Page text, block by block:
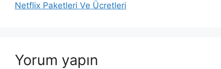
Netflix Paketleri Ve Ücretleri
Yorum yapın